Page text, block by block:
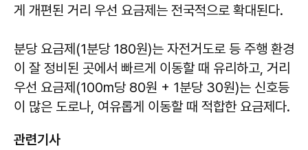
게 개편된 거리 우선 요금제는 전국적으로 확대된다.
분당 요금제(1분당 180원)는 자전거도로 등 주행 환경
이 잘 정비된 곳에서 빠르게 이동할 때 유리하고, 거리
우선 요금제(100m당 80원 + 1분당 30원)는 신호등
이 많은 도로나, 여유롭게 이동할 때 적합한 요금제다.
관련기사